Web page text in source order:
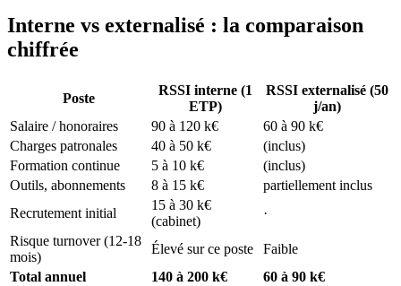
Interne vs externalisé : la comparaison
chiffrée
Poste
RSSI interne (1
ETP)
RSSI externalisé (50
j/an)
Salaire / honoraires
90 à 120 k€
60 à 90 k€
Charges patronales
40 à 50 k€
(inclus)
Formation continue
5 à 10 k€
(inclus)
Outils, abonnements
8 à 15 k€
partiellement inclus
Recrutement initial
15 à 30 k€
(cabinet)
·
Risque turnover (12-18
mois)
Élevé sur ce poste
Faible
Total annuel
140 à 200 k€
60 à 90 k€